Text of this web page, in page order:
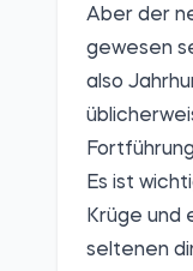
Aber der
gewesen
also
Es ist
Krüge und
seltenen